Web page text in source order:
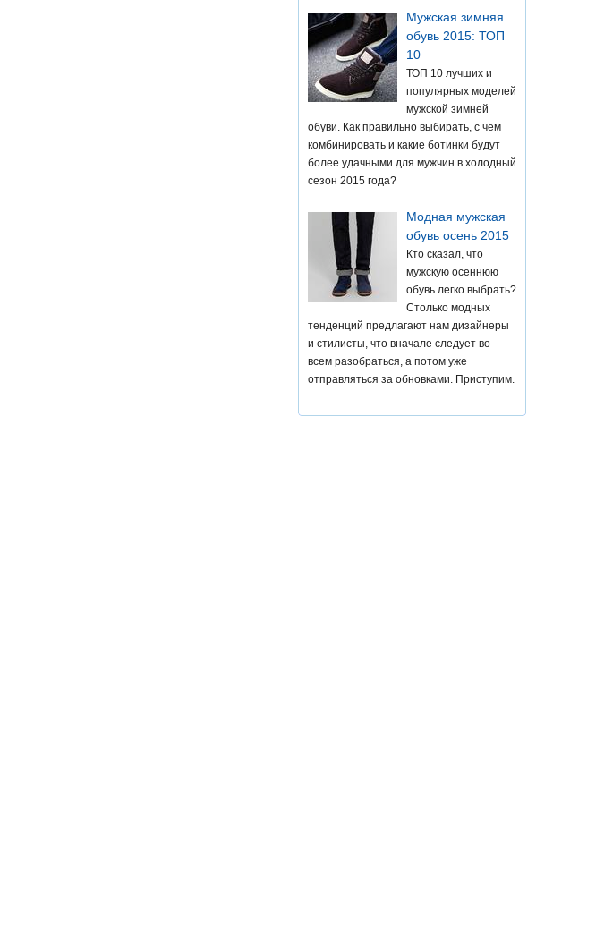
Мужская зимняя
обувь 2015: ТОП
10
ТОП 10 лучших и
популярных моделей
мужской зимней
обуви. Как правильно выбирать, с чем
комбинировать и какие ботинки будут
более удачными для мужчин в холодный
сезон 2015 года?
Модная мужская
обувь осень 2015
Кто сказал, что
мужскую осеннюю
обувь легко выбрать?
Столько модных
тенденций предлагают нам дизайнеры
и стилисты, что вначале следует во
всем разобраться, а потом уже
отправляться за обновками. Приступим.